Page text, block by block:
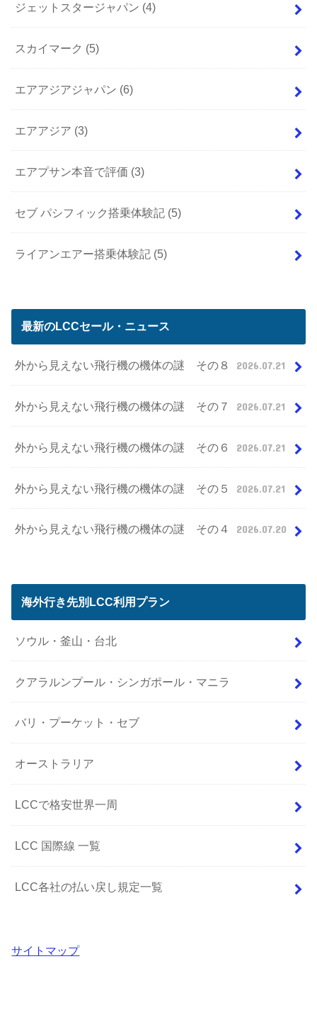
ジェットスタージャパン (4)
スカイマーク (5)
エアアジアジャパン (6)
エアアジア (3)
エアプサン本音で評価 (3)
セブ パシフィック搭乗体験記 (5)
ライアンエアー搭乗体験記 (5)
最新のLCCセール・ニュース
外から見えない飛行機の機体の謎 その８ 2026.07.21
外から見えない飛行機の機体の謎 その７ 2026.07.21
外から見えない飛行機の機体の謎 その６ 2026.07.21
外から見えない飛行機の機体の謎 その５ 2026.07.21
外から見えない飛行機の機体の謎 その４ 2026.07.20
海外行き先別LCC利用プラン
ソウル・釜山・台北
クアラルンプール・シンガポール・マニラ
バリ・プーケット・セブ
オーストラリア
LCCで格安世界一周
LCC 国際線 一覧
LCC各社の払い戻し規定一覧
サイトマップ